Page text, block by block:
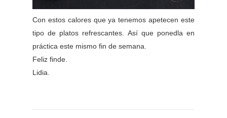
Con estos calores que ya tenemos apetecen este
tipo de platos refrescantes. Así que ponedla en
práctica este mismo fin de semana.
Feliz finde.
Lidia.